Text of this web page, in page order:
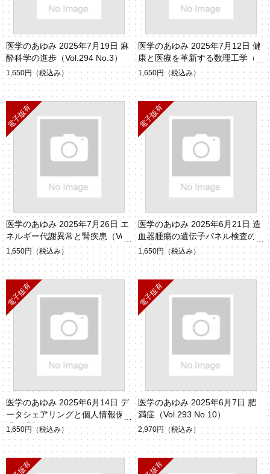
医学のあゆみ 2025年7月19日 麻
酔科学の進歩（Vol.294 No.3）
1,650円 （税込み）
医学のあゆみ 2025年7月12日 健
康と医療を革新する数理工学（V
ol.294 No.2）
1,650円 （税込み）
医学のあゆみ 2025年7月26日 エ
ネルギー代謝異常と腎疾患（Vol.
294 No.4）
1,650円 （税込み）
医学のあゆみ 2025年6月21日 造
血器腫瘍の遺伝子パネル検査の
臨床的意義（Vol.293 No.12）
1,650円 （税込み）
医学のあゆみ 2025年6月14日 デ
ータシェアリングと個人情報保
護の課題（Vol.293 No.11）
1,650円 （税込み）
医学のあゆみ 2025年6月7日 肥
満症（Vol.293 No.10）
2,970円 （税込み）